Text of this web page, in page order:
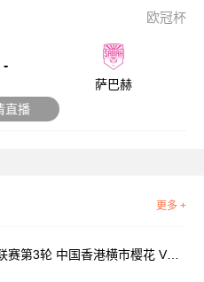
欧冠杯
-
萨巴赫
直播
更多 +
07月25日 佛山西甲足球联赛第3轮 中国香港横市樱花 VS 吉图省实青年 全场录像